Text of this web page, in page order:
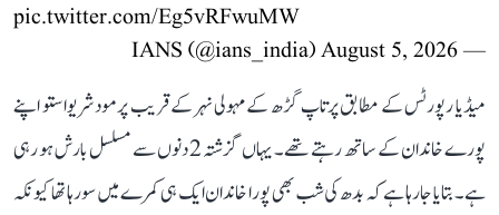
pic.twitter.com/Eg5vRFwuMW
— IANS (@ians_india)
August 5, 2026
میڈیا رپورٹس کے مطابق پرتاپ گڑھ کے مہولی نہر کے قریب پرمود شریواستو اپنے
پورے خاندان کے ساتھ رہتے تھے۔ یہاں گزشتہ 2 دنوں سے مسلسل بارش ہو رہی
ہے۔ بتایا جا رہا ہے کہ بدھ کی شب بھی پورا خاندان ایک ہی کمرے میں سو رہا تھا کیونکہ